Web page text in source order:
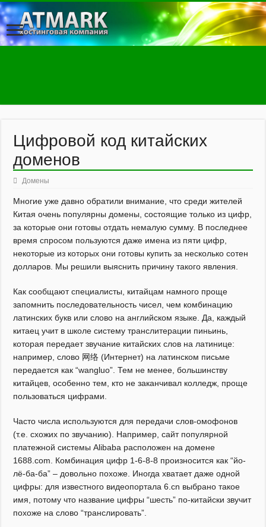
Цифровой код китайских
доменов
Домены
Многие уже давно обратили внимание, что среди жителей
Китая очень популярны домены, состоящие только из цифр,
за которые они готовы отдать немалую сумму. В последнее
время спросом пользуются даже имена из пяти цифр,
некоторые из которых они готовы купить за несколько сотен
долларов. Мы решили выяснить причину такого явления.
Как сообщают специалисты, китайцам намного проще
запомнить последовательность чисел, чем комбинацию
латинских букв или слово на английском языке. Да, каждый
китаец учит в школе систему транслитерации пиньинь,
которая передает звучание китайских слов на латинице:
например, слово 网络 (Интернет) на латинском письме
передается как “wangluo”. Тем не менее, большинству
китайцев, особенно тем, кто не заканчивал колледж, проще
пользоваться цифрами.
Часто числа используются для передачи слов-омофонов
(т.е. схожих по звучанию). Например, сайт популярной
платежной системы Alibaba расположен на домене
1688.com. Комбинация цифр 1-6-8-8 произносится как “йо-
лё-ба-ба” – довольно похоже. Иногда хватает даже одной
цифры: для известного видеопортала 6.cn выбрано такое
имя, потому что название цифры “шесть” по-китайски звучит
похоже на слово “транслировать”.